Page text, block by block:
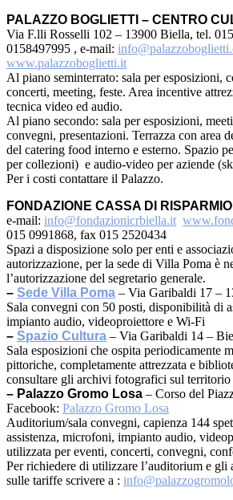
PALAZZO BOGLIETTI – CENTRO
Via F.lli Rosselli 102 – 13900 Biella, tel.
0158497995 , e-mail:
www.palazzoboglietti.it
Al piano seminterrato: sala per esposizioni,
concerti, meeting, feste. Area incentive
tecnica video ed audio.
Al piano secondo: sala per esposizioni,
convegni, presentazioni. Terrazza con area
del catering food interno e esterno. Spazio
per collezioni) e audio-video per aziende
Per i costi contattare il Palazzo.
FONDAZIONE CASSA DI
e-mail: info@fondazionicrbiella.it
015 0991868, fax 015 2520434
Spazi a disposizione solo per enti e
autorizzazione, per la sede di Villa Poma è
l’autorizzazione del segretario generale.
– Sede Villa Poma – Via Garibaldi 17 –
Sala convegni con 50 posti, disponibilità di
impianto audio, videoproiettore e Wi-Fi
– Spazio Cultura – Via Garibaldi 14 –
Sala esposizioni che ospita periodicamente
pittoriche, completamente attrezzata e
consultare gli archivi fotografici sul territorio
– Palazzo Gromo Losa – Corso del
Facebook: Palazzo Gromo Losa
Auditorium/sala convegni, capienza 144
assistenza, microfoni, impianto audio,
utilizzata per eventi, concerti, convegni,
Per richiedere di utilizzare l’auditorium e gli
sulle tariffe scrivere a :